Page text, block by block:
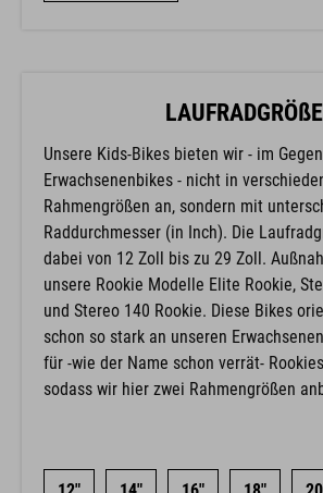
LAUFRADGRÖßE
Unsere Kids-Bikes bieten wir - im
Erwachsenenbikes - nicht in
Rahmengrößen an, sondern mit
Raddurchmesser (in Inch). Die
dabei von 12 Zoll bis zu 29 Zoll.
unsere Rookie Modelle Elite Rookie,
und Stereo 140 Rookie. Diese Bikes
schon so stark an unseren
für -wie der Name schon verrät-
sodass wir hier zwei Rahmengrößen